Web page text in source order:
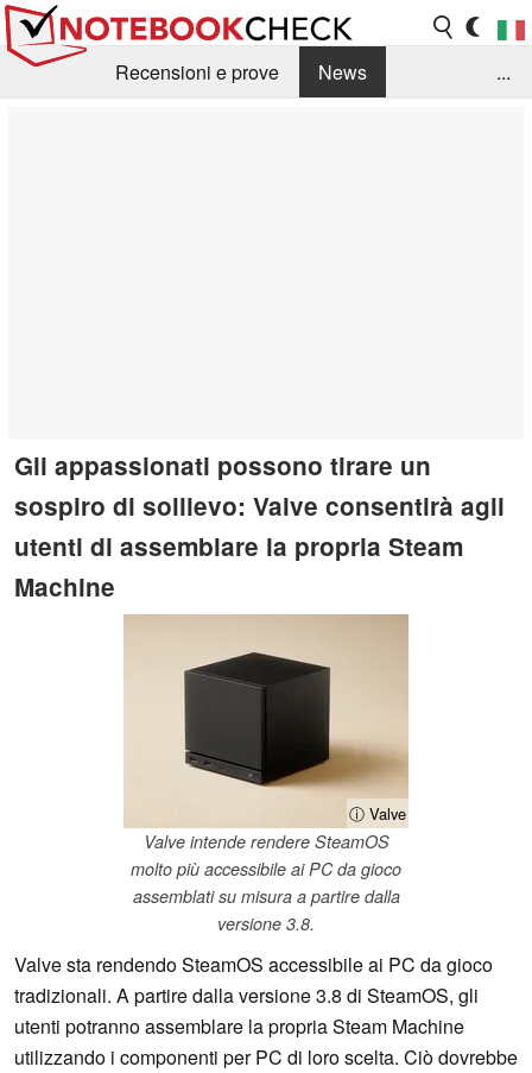
Recensioni e prove
News
...
Gli appassionati possono tirare un
sospiro di sollievo: Valve consentirà agli
utenti di assemblare la propria Steam
Machine
ⓘ Valve
Valve intende rendere SteamOS
molto più accessibile ai PC da gioco
assemblati su misura a partire dalla
versione 3.8.
Valve sta rendendo SteamOS accessibile ai PC da gioco
tradizionali. A partire dalla versione 3.8 di SteamOS, gli
utenti potranno assemblare la propria Steam Machine
utilizzando i componenti per PC di loro scelta. Ciò dovrebbe